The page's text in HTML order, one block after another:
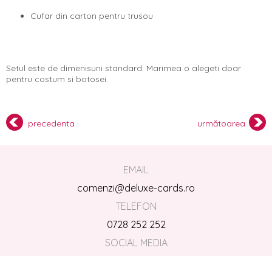
Cufar din carton pentru trusou
Setul este de dimenisuni standard. Marimea o alegeti doar
pentru costum si botosei.
precedenta următoarea
EMAIL
comenzi@deluxe-cards.ro
TELEFON
0728 252 252
SOCIAL MEDIA